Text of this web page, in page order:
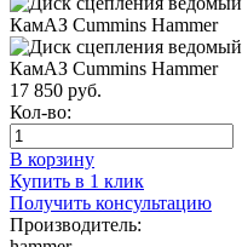
17 850 руб.
Кол-во:
В корзину
Купить в 1 клик
Получить консультацию
Производитель: